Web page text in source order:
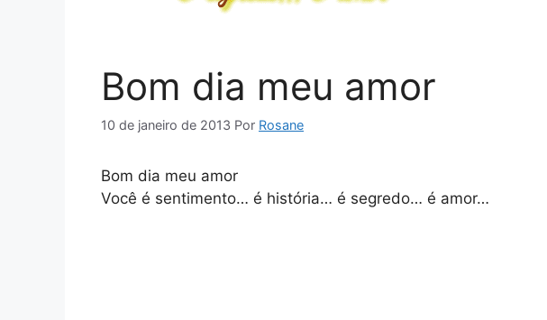
Bom dia meu amor
10 de janeiro de 2013 Por Rosane
Bom dia meu amor
Você é sentimento… é história… é segredo… é amor…